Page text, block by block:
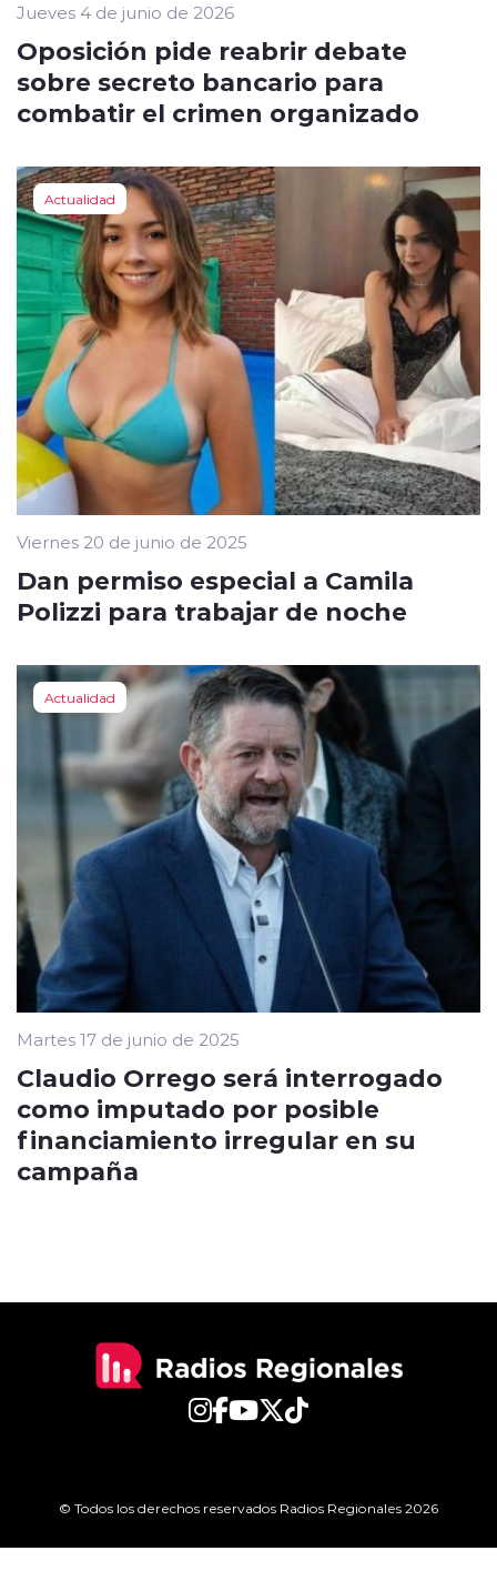
Jueves 4 de junio de 2026
Oposición pide reabrir debate
sobre secreto bancario para
combatir el crimen organizado
Actualidad
Viernes 20 de junio de 2025
Dan permiso especial a Camila
Polizzi para trabajar de noche
Actualidad
Martes 17 de junio de 2025
Claudio Orrego será interrogado
como imputado por posible
financiamiento irregular en su
campaña
© Todos los derechos reservados Radios Regionales 2026